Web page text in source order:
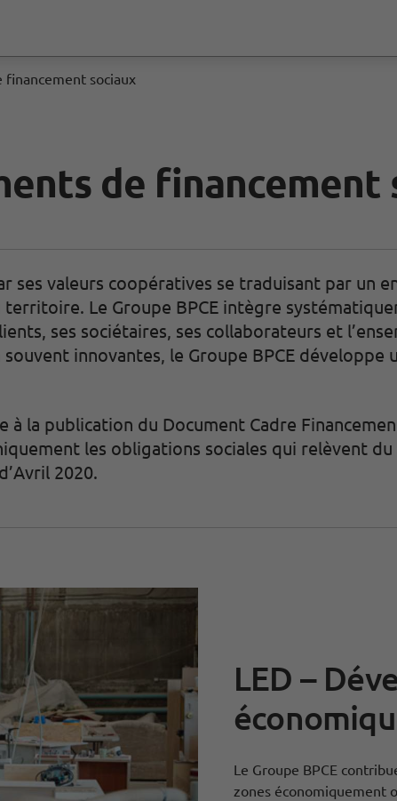
financement sociaux
de financement
ses valeurs coopératives se traduisant par
Le Groupe BPCE intègre
ses sociétaires, ses collaborateurs et
innovantes, le Groupe BPCE développe
la publication du Document Cadre
les obligations sociales qui relèvent
2020.
LED –
Le Groupe BPCE
zones économiquement